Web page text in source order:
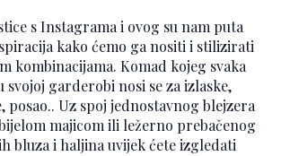
s Instagrama i ovog su nam puta
kako ćemo ga nositi i stilizirati
kombinacijama. Komad kojeg svaka
svojoj garderobi nosi se za izlaske,
posao.. Uz spoj jednostavnog blejzera
majicom ili ležerno prebačenog
bluza i haljina uvijek ćete izgledati